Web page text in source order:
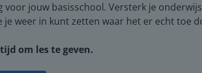
jouw basisschool. Versterk je
weer in kunt zetten waar het er echt toe
om les te geven.